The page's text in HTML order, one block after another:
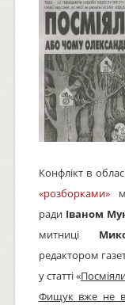
Конфлікт в
«розборками»
ради Іваном
митниці
редактором
у статті «
Фищук вже не